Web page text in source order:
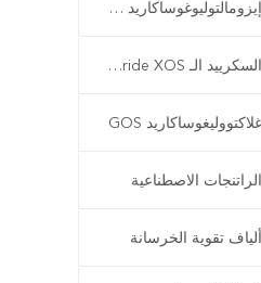
إيزومالتوليوغوساكاريد IMO
السكرييد الـ Xylooligosaccharide XOS
غلاكتووليغوساكاريد GOS
الراتنجات الاصطناعية
ألياف تقوية الخرسانة